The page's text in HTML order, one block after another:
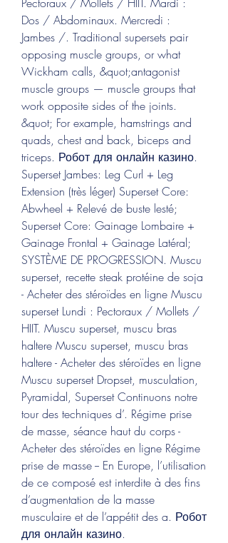
Dos / Abdominaux. Mercredi :
Jambes /. Traditional supersets pair
opposing muscle groups, or what
Wickham calls, &quot;antagonist
muscle groups — muscle groups that
work opposite sides of the joints.
&quot; For example, hamstrings and
quads, chest and back, biceps and
triceps. Робот для онлайн казино.
Superset Jambes: Leg Curl + Leg
Extension (très léger) Superset Core:
Abwheel + Relevé de buste lesté;
Superset Core: Gainage Lombaire +
Gainage Frontal + Gainage Latéral;
SYSTÈME DE PROGRESSION. Muscu
superset, recette steak protéine de soja
- Acheter des stéroïdes en ligne Muscu
superset Lundi : Pectoraux / Mollets /
HIIT. Muscu superset, muscu bras
haltere Muscu superset, muscu bras
haltere - Acheter des stéroïdes en ligne
Muscu superset Dropset, musculation,
Pyramidal, Superset Continuons notre
tour des techniques d’. Régime prise
de masse, séance haut du corps -
Acheter des stéroïdes en ligne Régime
prise de masse -- En Europe, l’utilisation
de ce composé est interdite à des fins
d’augmentation de la masse
musculaire et de l’appétit des a. Робот
для онлайн казино.